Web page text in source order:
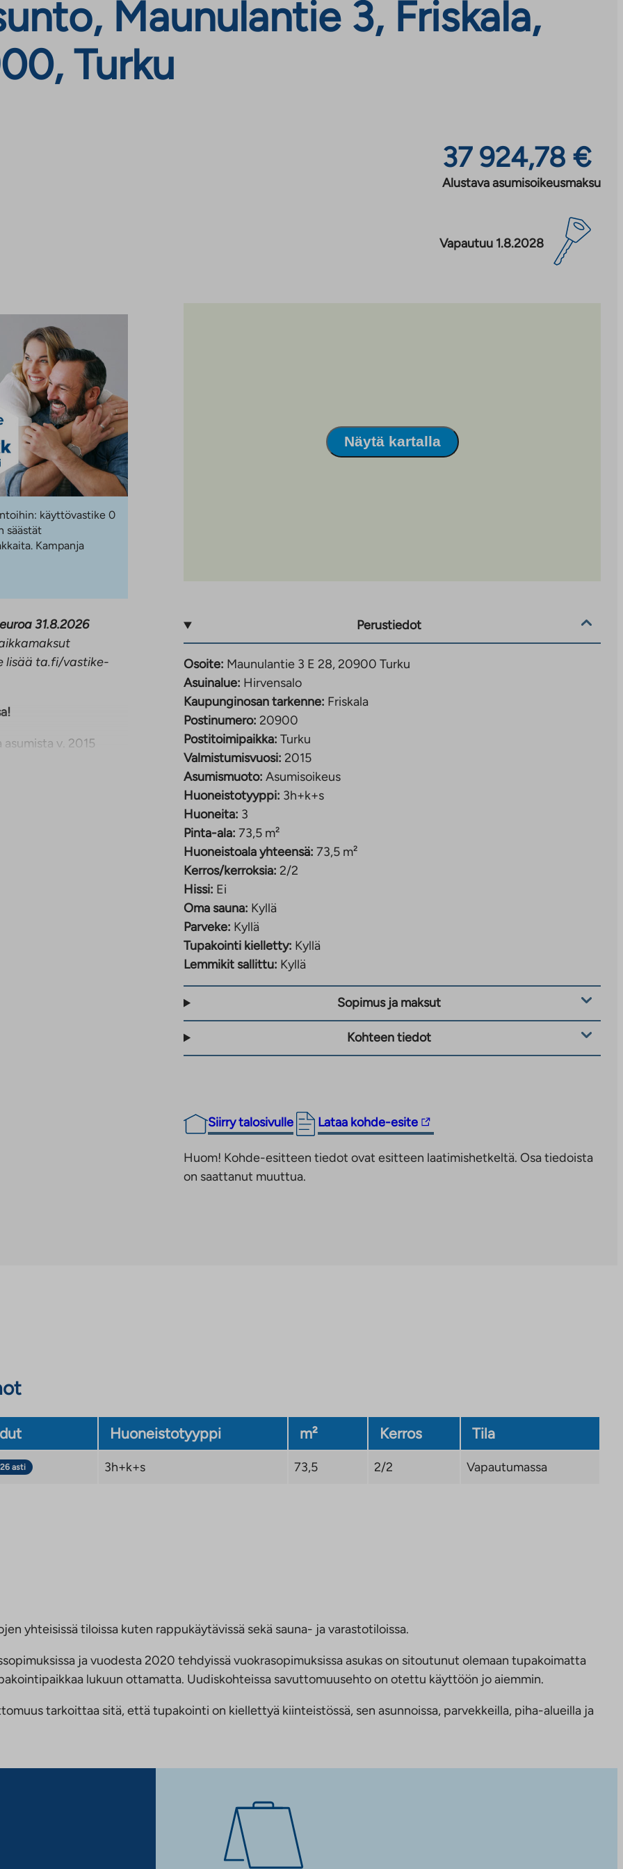
Maunulantie 3, Friskala,
Turku
37 924,78 €
Alustava asumisoikeusmaksu
Vapautuu 1.8.2028
käyttövastike 0
säästät
Kampanja
31.8.2026
lisää ta.fi/vastike-
v. 2015
Asunnosta
sekä avara
asunnosta.
m² rivitaloasuntoja.
ovat valkolakattua
Näytä kartalla
Perustiedot
Osoite: Maunulantie 3 E 28, 20900 Turku
Asuinalue: Hirvensalo
Kaupunginosan tarkenne: Friskala
Postinumero: 20900
Postitoimipaikka: Turku
Valmistumisvuosi: 2015
Asumismuoto: Asumisoikeus
Huoneistotyyppi: 3h+k+s
Huoneita: 3
Pinta-ala: 73,5 m²
Huoneistoala yhteensä: 73,5 m²
Kerros/kerroksia: 2/2
Hissi: Ei
Oma sauna: Kyllä
Parveke: Kyllä
Tupakointi kielletty: Kyllä
Lemmikit sallittu: Kyllä
Sopimus ja maksut
Kohteen tiedot
Siirry talosivulle Lataa kohde-esite
Linkki
vie
ulkopuoliseen
Huom! Kohde-esitteen tiedot ovat esitteen laatimishetkeltä. Osa tiedoista
on saattanut muuttua.
Huoneistotyyppi m² Kerros Tila
asti 3h+k+s 73,5 2/2 Vapautumassa
yhteisissä tiloissa kuten rappukäytävissä sekä sauna- ja varastotiloissa.
ja vuodesta 2020 tehdyissä vuokrasopimuksissa asukas on sitoutunut olemaan tupakoimatta
lukuun ottamatta. Uudiskohteissa savuttomuusehto on otettu käyttöön jo aiemmin.
tarkoittaa sitä, että tupakointi on kiellettyä kiinteistössä, sen asunnoissa, parvekkeilla, piha-alueilla ja